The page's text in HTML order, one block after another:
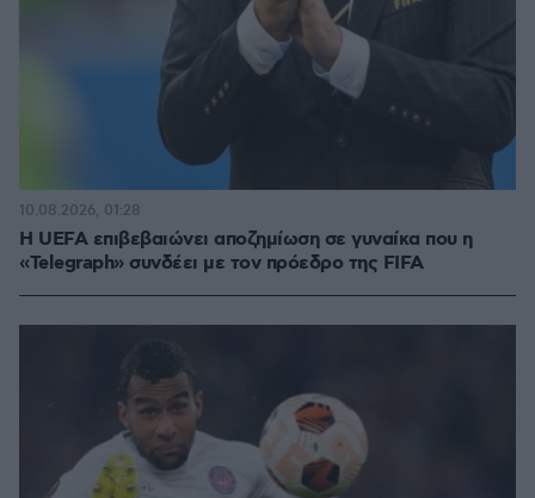
Η UEFA επιβεβαιώνει αποζημίωση σε γυναίκα που η
«Telegraph» συνδέει με τον πρόεδρο της FIFA
10.08.2026, 01:28